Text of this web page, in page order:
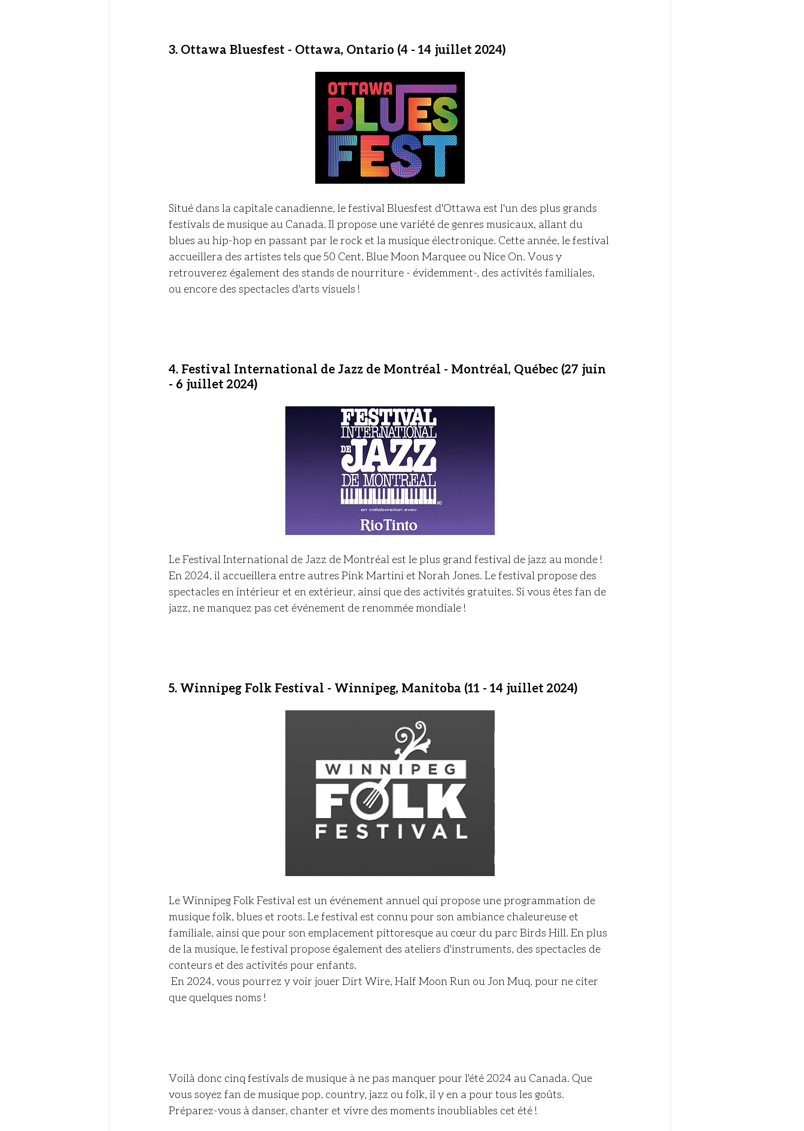
3. Ottawa Bluesfest - Ottawa, Ontario (4 - 14 juillet 2024)
Situé dans la capitale canadienne, le festival Bluesfest d'Ottawa est l'un des plus grands
festivals de musique au Canada. Il propose une variété de genres musicaux, allant du
blues au hip-hop en passant par le rock et la musique électronique. Cette année, le festival
accueillera des artistes tels que 50 Cent, Blue Moon Marquee ou Nice On. Vous y
retrouverez également des stands de nourriture - évidemment-, des activités familiales,
ou encore des spectacles d'arts visuels !
4. Festival International de Jazz de Montréal - Montréal, Québec (27 juin
- 6 juillet 2024)
Le Festival International de Jazz de Montréal est le plus grand festival de jazz au monde !
En 2024, il accueillera entre autres Pink Martini et Norah Jones. Le festival propose des
spectacles en intérieur et en extérieur, ainsi que des activités gratuites. Si vous êtes fan de
jazz, ne manquez pas cet événement de renommée mondiale !
5. Winnipeg Folk Festival - Winnipeg, Manitoba (11 - 14 juillet 2024)
Le Winnipeg Folk Festival est un événement annuel qui propose une programmation de
musique folk, blues et roots. Le festival est connu pour son ambiance chaleureuse et
familiale, ainsi que pour son emplacement pittoresque au cœur du parc Birds Hill. En plus
de la musique, le festival propose également des ateliers d'instruments, des spectacles de
conteurs et des activités pour enfants.
que quelques noms !
Voilà donc cinq festivals de musique à ne pas manquer pour l'été 2024 au Canada. Que
vous soyez fan de musique pop, country, jazz ou folk, il y en a pour tous les goûts.
Préparez-vous à danser, chanter et vivre des moments inoubliables cet été !